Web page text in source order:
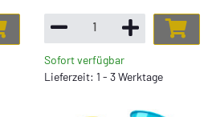
Sofort verfügbar
Lieferzeit: 1 - 3 Werktage